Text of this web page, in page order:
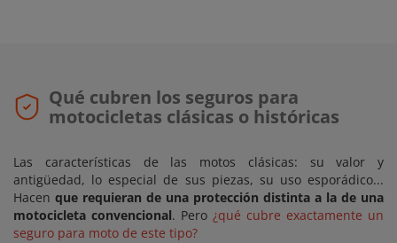
Qué cubren los seguros para
motocicletas clásicas o históricas
Las características de las motos clásicas: su valor y
antigüedad, lo especial de sus piezas, su uso esporádico...
Hacen que requieran de una protección distinta a la de una
motocicleta convencional. Pero ¿qué cubre exactamente un
seguro para moto de este tipo?